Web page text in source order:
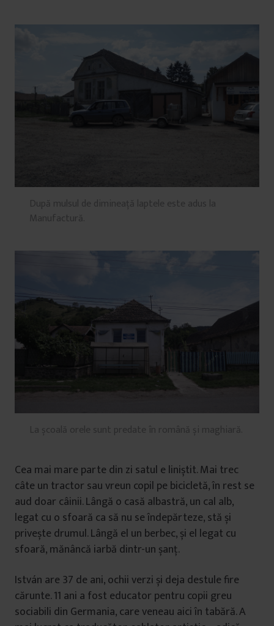
După mulsul de dimineață laptele este adus la
Manufactură.
La școală orele sunt predate în română și maghiară.
Cea mai mare parte din zi satul e liniștit. Mai trec
câte un tractor sau vreun copil pe bicicletă, în rest se
aud doar câinii. Lângă o casă albastră, un cal alb,
legat cu o sfoară ca să nu se îndepărteze, stă și
privește drumul. Lângă el un berbec, și el legat cu
sfoară, mănâncă iarbă dintr-un șanț.
István are 37 de ani, ochii verzi și deja destule fire
cărunte. 11 ani a fost educator pentru copii greu
sociabili din Germania, care veneau aici în tabără. A